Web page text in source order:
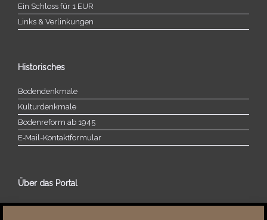
Ein Schloss für 1 EUR
Links & Verlinkungen
Historisches
Bodendenkmale
Kulturdenkmale
Bodenreform ab 1945
E‑Mail-​​Kontaktformular
Über das Portal
Über dieses Portal